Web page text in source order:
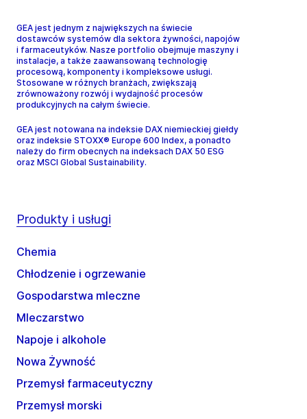
GEA jest jednym z największych na świecie
dostawców systemów dla sektora żywności, napojów
i farmaceutyków. Nasze portfolio obejmuje maszyny i
instalacje, a także zaawansowaną technologię
procesową, komponenty i kompleksowe usługi.
Stosowane w różnych branżach, zwiększają
zrównoważony rozwój i wydajność procesów
produkcyjnych na całym świecie.
GEA jest notowana na indeksie DAX niemieckiej giełdy
oraz indeksie STOXX® Europe 600 Index, a ponadto
należy do firm obecnych na indeksach DAX 50 ESG
oraz MSCI Global Sustainability.
Produkty i usługi
Chemia
Chłodzenie i ogrzewanie
Gospodarstwa mleczne
Mleczarstwo
Napoje i alkohole
Nowa Żywność
Przemysł farmaceutyczny
Przemysł morski